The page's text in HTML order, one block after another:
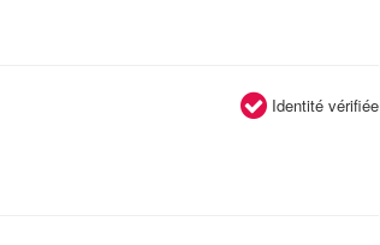
Identité vérifiée